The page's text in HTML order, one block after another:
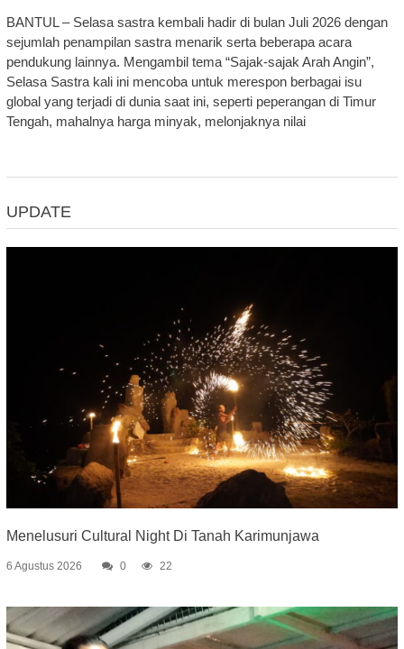
BANTUL – Selasa sastra kembali hadir di bulan Juli 2026 dengan
sejumlah penampilan sastra menarik serta beberapa acara
pendukung lainnya. Mengambil tema “Sajak-sajak Arah Angin”,
Selasa Sastra kali ini mencoba untuk merespon berbagai isu
global yang terjadi di dunia saat ini, seperti peperangan di Timur
Tengah, mahalnya harga minyak, melonjaknya nilai
UPDATE
Menelusuri Cultural Night Di Tanah Karimunjawa
6 Agustus 2026 0 22